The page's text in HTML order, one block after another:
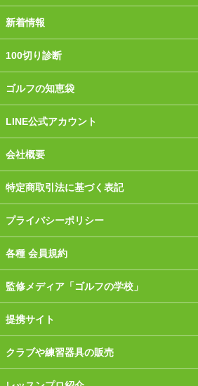
新着情報
100切り診断
ゴルフの知恵袋
LINE公式アカウント
会社概要
特定商取引法に基づく表記
プライバシーポリシー
各種 会員規約
監修メディア「ゴルフの学校」
提携サイト
クラブや練習器具の販売